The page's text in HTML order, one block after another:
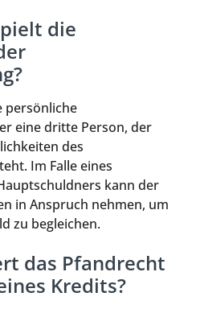
die
persönliche
eine dritte Person, der
des
Im Falle eines
kann der
in Anspruch nehmen, um
zu begleichen.
das Pfandrecht
Kredits?